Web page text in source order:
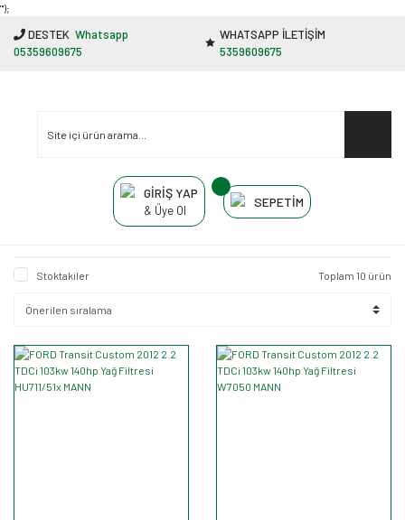
"');
DESTEK Whatsapp
05359609675
WHATSAPP İLETİŞİM
5359609675
GİRİŞ YAP
& Üye Ol
SEPETİM
Stoktakiler Toplam 10 ürün